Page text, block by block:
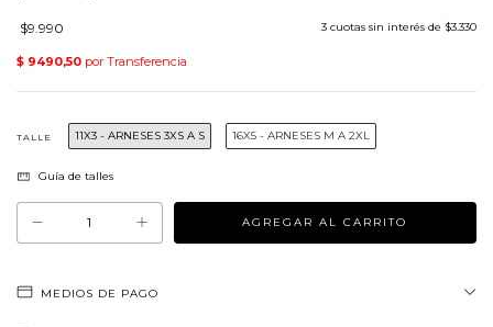
$9.990 3 cuotas sin interés de $3.330
TALLE 11X3 - ARNESES 3XS A S 16X5 - ARNESES M A 2XL
Guía de talles
MEDIOS DE PAGO